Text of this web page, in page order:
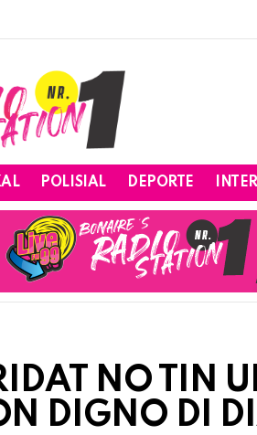
POLISIAL DEPORTE
NO TIN
DIGNO DI